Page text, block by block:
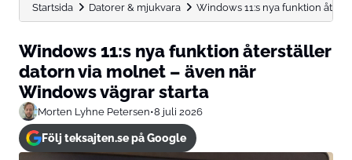
Startsida Datorer & mjukvara Windows 11:s nya funktion
Windows 11:s nya funktion återställer
datorn via molnet – även när
Windows vägrar starta
Morten Lyhne Petersen•8 juli 2026
Följ teksajten.se på Google